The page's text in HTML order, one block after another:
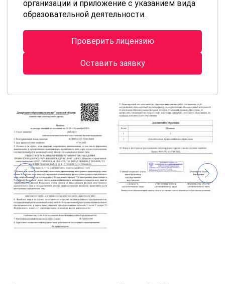
организации и приложение с указанием вида
образовательной деятельности.
Проверить лицензию
Оставить заявку